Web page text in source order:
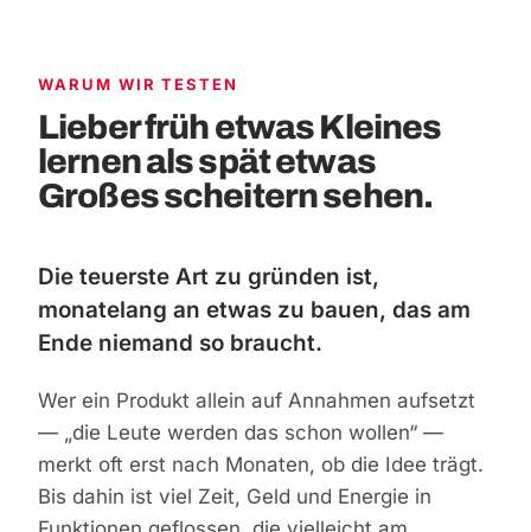
WARUM WIR TESTEN
Lieber früh etwas Kleines
lernen als spät etwas
Großes scheitern sehen.
Die teuerste Art zu gründen ist,
monatelang an etwas zu bauen, das am
Ende niemand so braucht.
Wer ein Produkt allein auf Annahmen aufsetzt
— „die Leute werden das schon wollen“ —
merkt oft erst nach Monaten, ob die Idee trägt.
Bis dahin ist viel Zeit, Geld und Energie in